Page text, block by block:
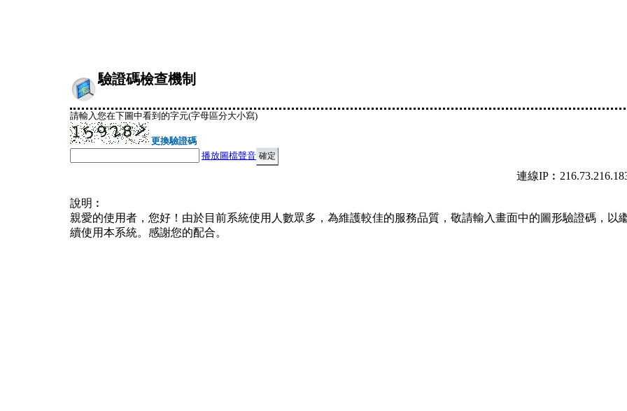
驗證碼檢查機制
請輸入您在下圖中看到的字元(字母區分大小寫)
更換驗證碼
播放圖檔聲音
連線
說明︰
親愛的使用者，您好！由於目前系統使用人數眾多，為維護較佳的服務品質，敬請輸入畫面中的圖形驗證碼，以
續使用本系統。感謝您的配合。